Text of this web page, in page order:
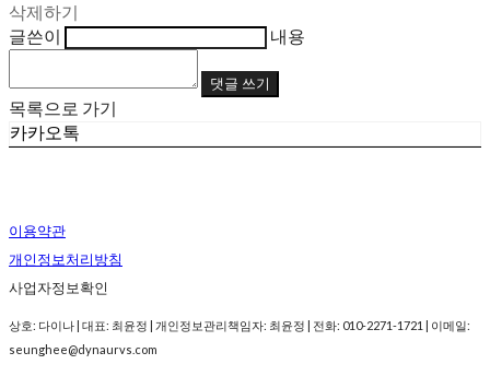
삭제하기
글쓴이
내용
댓글 쓰기
목록으로 가기
카카오톡
이용약관
개인정보처리방침
사업자정보확인
상호: 다이나 | 대표: 최윤정 | 개인정보관리책임자: 최윤정 | 전화: 010-2271-1721 | 이메일:
seunghee@dynaurvs.com